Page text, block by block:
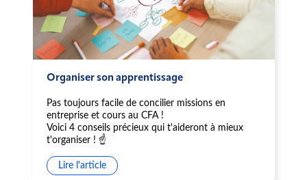
Organiser son apprentissage
Pas toujours facile de concilier missions en
entreprise et cours au CFA !
Voici 4 conseils précieux qui t'aideront à mieux
t'organiser ! ☝️
Lire l'article